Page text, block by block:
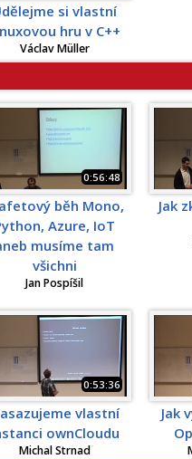
si vlastní
hru v C++
Václav Müller
0:56:48
běh Mono,
Azure, IoT
musíme tam
všichni
Jan Pospíšil
Jak
0:53:36
vlastní
ownCloudu
Michal Strnad
Jak